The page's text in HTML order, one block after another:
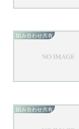
組み合わせ共有
組み合わせ共有